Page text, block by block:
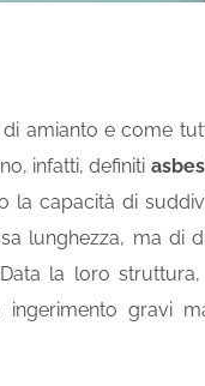
amianto e come
infatti, definiti
la capacità di
lunghezza, ma di
la loro
ingerimento gravi